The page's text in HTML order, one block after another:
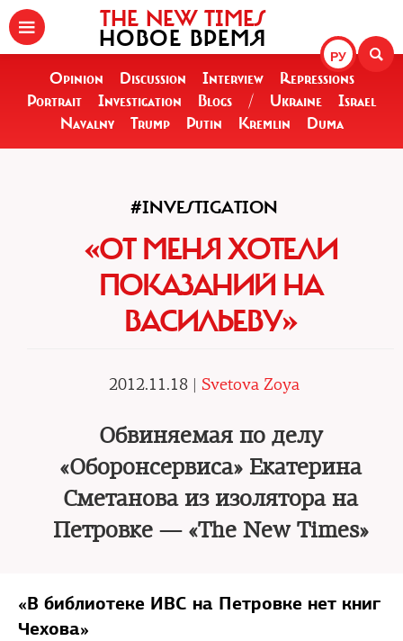
РУ
THE NEW TIMES
НОВОЕ ВРЕМЯ
Opinion Discussion Interview
Repressions
Portrait
Investigation Blogs / Ukraine
Israel
Navalny
Trump Putin Kremlin Duma
#INVESTIGATION
«ОТ МЕНЯ ХОТЕЛИ
ПОКАЗАНИЙ НА
ВАСИЛЬЕВУ»
2012.11.18 | Svetova Zoya
Обвиняемая по делу
«Оборонсервиса» Екатерина
Сметанова из изолятора на
Петровке — «The New Times»
«В библиотеке ИВС на Петровке нет книг
Чехова»